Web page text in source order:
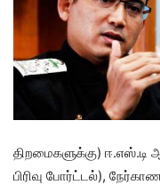
திறமைகளுக்கு)
பிரிவு போர்ட்டல்),